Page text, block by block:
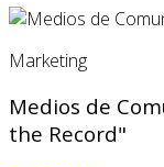
Marketing
Medios de
the Record"